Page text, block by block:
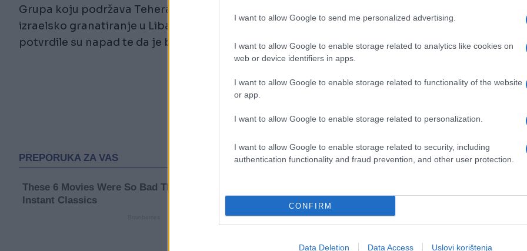
I want to allow Google to send me personalized advertising.
I want to allow Google to enable storage related to analytics like cookies on
web or device identifiers in apps.
I want to allow Google to enable storage related to functionality of the website
or app.
I want to allow Google to enable storage related to personalization.
I want to allow Google to enable storage related to security, including
authentication functionality and fraud prevention, and other user protection.
CONFIRM
Data Deletion Data Access Uslovi korištenja
Grupa koju podržava Teheran tvrdila je u saopćenju da je napad na selo Shtula bio odgovor na
izraelsko granatiranje u Libanu. Izraelske odbrambene snage i izraelske hitne medicinske
potvrdile su napad te da je bilo žrtava.